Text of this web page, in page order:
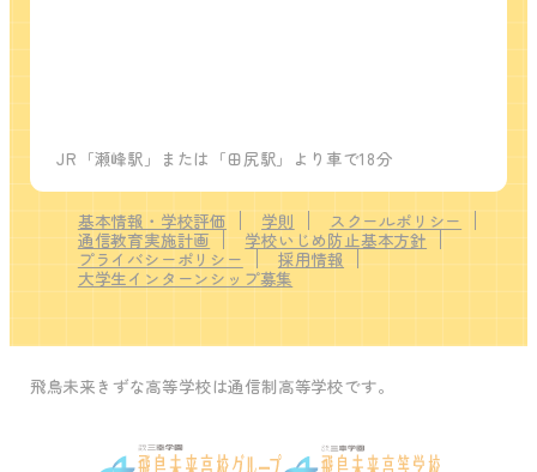
JR「瀬峰駅」または「田尻駅」より車で18分
基本情報・学校評価 学則
スクールポリシー
通信教育実施計画
学校いじめ防止基本方針
プライバシーポリシー
採用情報
大学生インターンシップ募集
飛鳥未来きずな高等学校は通信制高等学校です。